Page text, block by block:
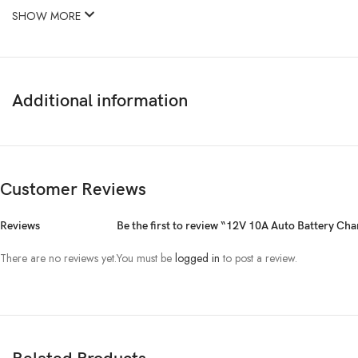
SHOW MORE
Additional information
Customer Reviews
Reviews
There are no reviews yet.
Be the first to review “12V 10A Auto Battery
You must be logged in to post a review.